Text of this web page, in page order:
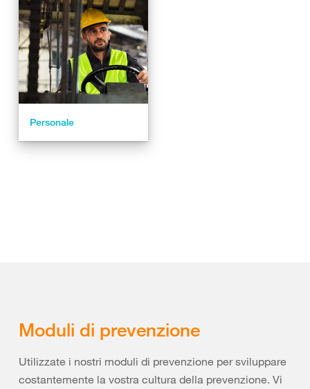
Personale
Moduli di prevenzione
Utilizzate i nostri moduli di prevenzione per sviluppare
costantemente la vostra cultura della prevenzione. Vi